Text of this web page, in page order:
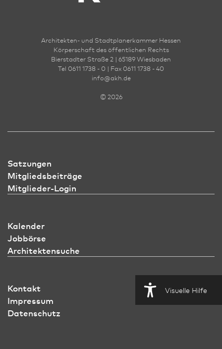
Visuelle Hilfe
Architekten- und Stadt­planer­kammer Hessen
Körperschaft des öffentlichen Rechts
Bierstadter Straße 2 | 65189 Wies­ba­den
Tel 0611 1738 - 0 | Fax 0611 1738 - 40
info@akh.de
© 2026
Satzungen
Mitgliedsbeiträge
Mitglieder-Login
Kalender
Jobbörse
Architektensuche
Kontakt
Impressum
Datenschutz